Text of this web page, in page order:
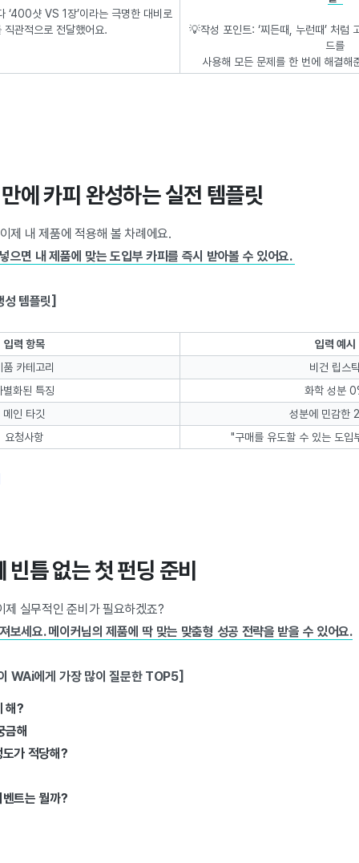
‘400샷 VS 1장’이라는 극명한 대비로
직관적으로 전달했어요.
💡작성 포인트: ‘찌든때, 누런때’ 처럼
드를
사용해 모든 문제를 한 번에 해결해
에 카피 완성하는 실전 템플릿
제 내 제품에 적용해 볼 차례에요.
으면 내 제품에 맞는 도입부 카피를 즉시 받아볼 수 있어요.
템플릿]
입력 항목
입력 예시
품 카테고리
비건 립스
별화된 특징
화학 성분
메인 타깃
성분에 민감한
요청사항
"구매를 유도할 수 있는 도입
틈 없는 첫 펀딩 준비
제 실무적인 준비가 필요하겠죠?
보세요. 메이커님의 제품에 딱 맞는 맞춤형 성공 전략을 받을 수 있어요.
WAi에게 가장 많이 질문한 TOP5]
해?
금해
가 적당해?
트는 뭘까?